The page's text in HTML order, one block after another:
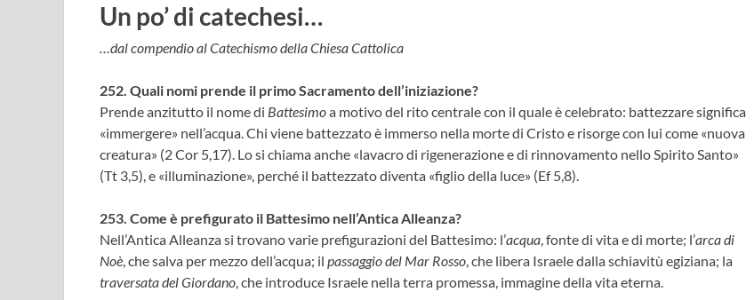
Un po’ di catechesi…
…dal compendio al Catechismo della Chiesa Cattolica
252. Quali nomi prende il primo Sacramento dell’iniziazione?
Prende anzitutto il nome di Battesimoa motivo del rito centrale con il quale è celebrato: battezzare significa
«immergere» nell’acqua. Chi viene battezzato è immerso nella morte di Cristo e risorge con lui come «nuova
creatura» (2 Cor 5,17). Lo si chiama anche «lavacro di rigenerazione e di rinnovamento nello Spirito Santo»
(Tt 3,5), e «illuminazione», perché il battezzato diventa «figlio della luce» (Ef 5,8).
253. Come è prefigurato il Battesimo nell’Antica Alleanza?
Nell’Antica Alleanza si trovano varie prefigurazioni del Battesimo: l’acqua , fonte di vita e di morte; l’arca di
Noè , che salva per mezzo dell’acqua; il passaggio del Mar Rosso , che libera Israele dalla schiavitù egiziana; la
traversata del Giordano , che introduce Israele nella terra promessa, immagine della vita eterna.